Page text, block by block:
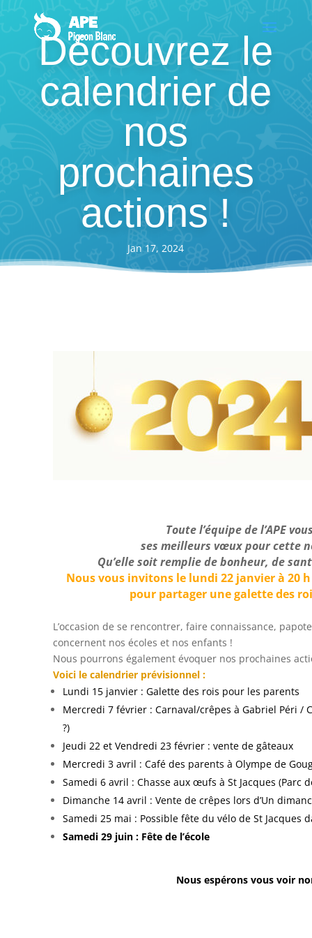
Découvrez le
calendrier de
nos
prochaines
actions !
Jan 17, 2024
Toute l’équipe de l’APE
ses meilleurs vœux pour cette
Qu’elle soit remplie de bonheur, de
Nous vous invitons le lundi 22 janvier à 20 h
pour partager une galette des
L’occasion de se rencontrer, faire connaissance,
concernent nos écoles et nos enfants !
Nous pourrons également évoquer nos prochaines
Voici le calendrier prévisionnel :
Lundi 15 janvier : Galette des rois pour les parents
Mercredi 7 février : Carnaval/crêpes à Gabriel Péri /
?)
Jeudi 22 et Vendredi 23 février : vente de gâteaux
Mercredi 3 avril : Café des parents à Olympe de
Samedi 6 avril : Chasse aux œufs à St Jacques (Parc
Dimanche 14 avril : Vente de crêpes lors d’Un
Samedi 25 mai : Possible fête du vélo de St Jacques
Samedi 29 juin : Fête de l’école
Nous espérons vous voir